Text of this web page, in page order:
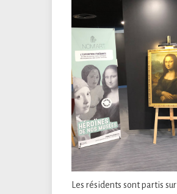
Les résidents sont partis sur